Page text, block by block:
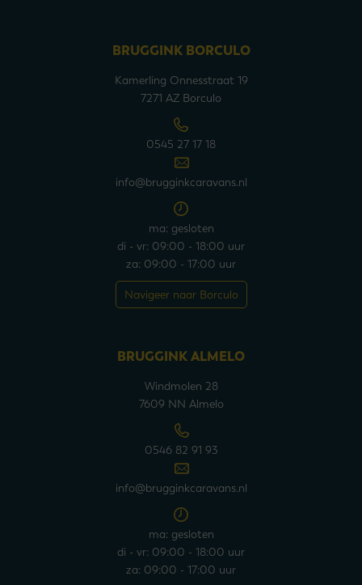
BRUGGINK BORCULO
Kamerling Onnesstraat 19
7271 AZ Borculo
0545 27 17 18
info@brugginkcaravans.nl
ma: gesloten
di - vr: 09:00 - 18:00 uur
za: 09:00 - 17:00 uur
Navigeer naar Borculo
BRUGGINK ALMELO
Windmolen 28
7609 NN Almelo
0546 82 91 93
info@brugginkcaravans.nl
ma: gesloten
di - vr: 09:00 - 18:00 uur
za: 09:00 - 17:00 uur